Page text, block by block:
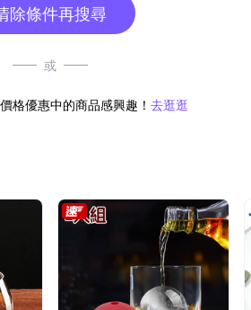
除條件再搜尋
或
格優惠中的商品感興趣！ 去逛逛